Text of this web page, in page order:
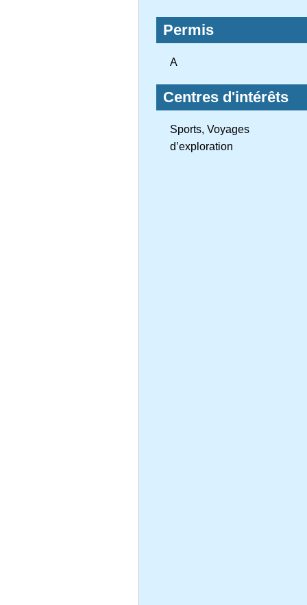
Permis
A
Centres d'intérêts
Sports, Voyages
d’exploration